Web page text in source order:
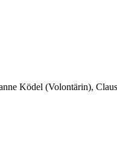
Ködel (Volontärin),